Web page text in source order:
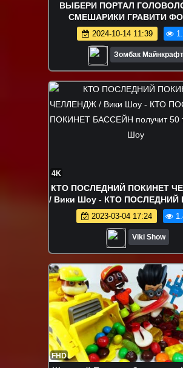
ВЫБЕРИ ПОРТАЛ
СМЕШАРИКИ ГРАВИТИ
МАЙНКРАФТ ЗОМБАК
2024-10-14 11:39
Зомбак Майнкрафт
4K
КТО ПОСЛЕДНИЙ ПОКИНЕТ
/ Вики Шоу - КТО ПОСЛЕДНИЙ
БАССЕЙН получит 50 тыс /
2023-03-04 17:24
Viki Show
FHD